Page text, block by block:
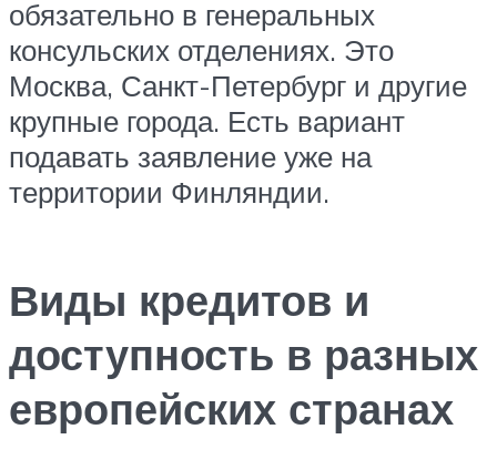
обязательно в генеральных
консульских отделениях. Это
Москва, Санкт-Петербург и другие
крупные города. Есть вариант
подавать заявление уже на
территории Финляндии.
Виды кредитов и
доступность в разных
европейских странах